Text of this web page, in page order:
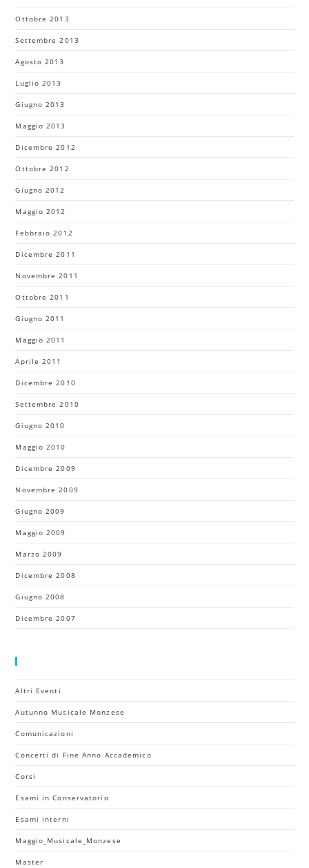
Ottobre 2013
Settembre 2013
Agosto 2013
Luglio 2013
Giugno 2013
Maggio 2013
Dicembre 2012
Ottobre 2012
Giugno 2012
Maggio 2012
Febbraio 2012
Dicembre 2011
Novembre 2011
Ottobre 2011
Giugno 2011
Maggio 2011
Aprile 2011
Dicembre 2010
Settembre 2010
Giugno 2010
Maggio 2010
Dicembre 2009
Novembre 2009
Giugno 2009
Maggio 2009
Marzo 2009
Dicembre 2008
Giugno 2008
Dicembre 2007
Altri Eventi
Autunno Musicale Monzese
Comunicazioni
Concerti di Fine Anno Accademico
Corsi
Esami in Conservatorio
Esami interni
Maggio_Musicale_Monzese
Master